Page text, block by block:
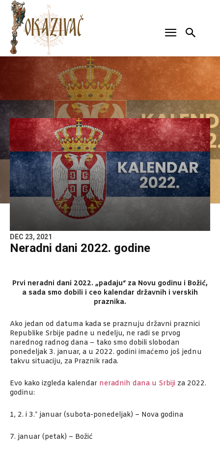
DEC 23, 2021
Neradni dani 2022. godine
Prvi neradni dani 2022. „padaju“ za Novu godinu i Božić,
a sada smo dobili i ceo kalendar državnih i verskih
praznika.
Ako jedan od datuma kada se praznuju državni praznici
Republike Srbije padne u nedelju, ne radi se prvog
narednog radnog dana – tako smo dobili slobodan
ponedeljak 3. januar, a u 2022. godini imaćemo još jednu
takvu situaciju, za Praznik rada.
Evo kako izgleda kalendar neradnih dana u Srbiji za 2022.
godinu:
1, 2. i 3.* januar (subota-ponedeljak) – Nova godina
7. januar (petak) – Božić